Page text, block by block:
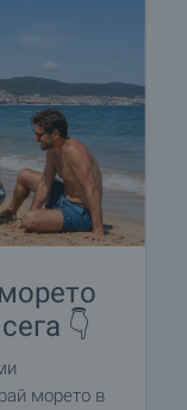
👇
морето в